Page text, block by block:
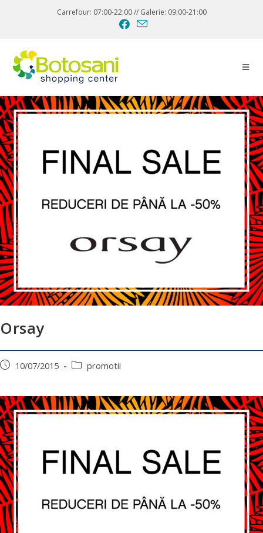
Carrefour: 07:00-22:00 // Galerie: 09:00-21:00
Orsay
10/07/2015 promotii